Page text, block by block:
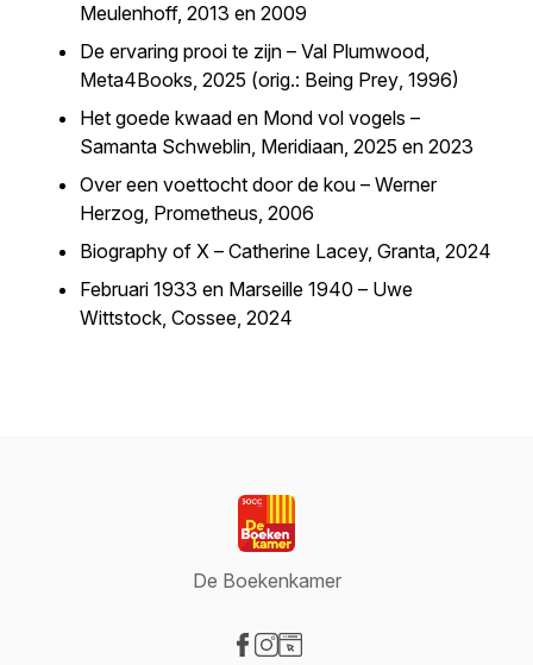
Meulenhoff, 2013 en 2009
De ervaring prooi te zijn – Val Plumwood,
Meta4Books, 2025 (orig.: Being Prey, 1996)
Het goede kwaad en Mond vol vogels –
Samanta Schweblin, Meridiaan, 2025 en 2023
Over een voettocht door de kou – Werner
Herzog, Prometheus, 2006
Biography of X – Catherine Lacey, Granta, 2024
Februari 1933 en Marseille 1940 – Uwe
Wittstock, Cossee, 2024
De Boekenkamer